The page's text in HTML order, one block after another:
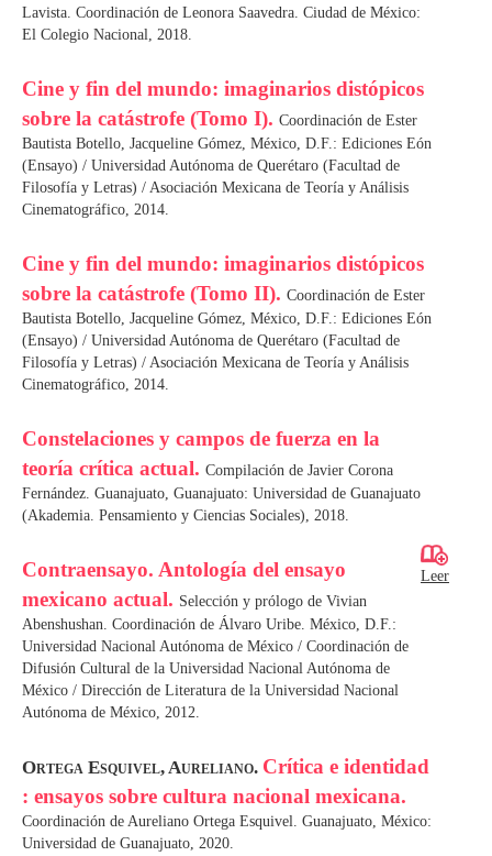
Lavista. Coordinación de Leonora Saavedra. Ciudad de México:
El Colegio Nacional, 2018.
Cine y fin del mundo: imaginarios distópicos
sobre la catástrofe (Tomo I). Coordinación de Ester
Bautista Botello, Jacqueline Gómez, México, D.F.: Ediciones Eón
(Ensayo) / Universidad Autónoma de Querétaro (Facultad de
Filosofía y Letras) / Asociación Mexicana de Teoría y Análisis
Cinematográfico, 2014.
Cine y fin del mundo: imaginarios distópicos
sobre la catástrofe (Tomo II). Coordinación de Ester
Bautista Botello, Jacqueline Gómez, México, D.F.: Ediciones Eón
(Ensayo) / Universidad Autónoma de Querétaro (Facultad de
Filosofía y Letras) / Asociación Mexicana de Teoría y Análisis
Cinematográfico, 2014.
Constelaciones y campos de fuerza en la
teoría crítica actual. Compilación de Javier Corona
Fernández. Guanajuato, Guanajuato: Universidad de Guanajuato
(Akademia. Pensamiento y Ciencias Sociales), 2018.
Contraensayo. Antología del ensayo
mexicano actual. Selección y prólogo de Vivian
Abenshushan. Coordinación de Álvaro Uribe. México, D.F.:
Universidad Nacional Autónoma de México / Coordinación de
Difusión Cultural de la Universidad Nacional Autónoma de
México / Dirección de Literatura de la Universidad Nacional
Autónoma de México, 2012.
Leer
Ortega Esquivel, Aureliano. Crítica e identidad
: ensayos sobre cultura nacional mexicana.
Coordinación de Aureliano Ortega Esquivel. Guanajuato, México:
Universidad de Guanajuato, 2020.